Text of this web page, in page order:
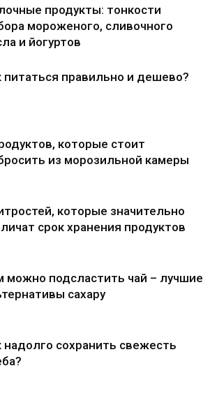
продукты: тонкости
мороженого, сливочного
и йогуртов
питаться правильно и дешево?
которые стоит
из морозильной камеры
которые значительно
срок хранения продуктов
можно подсластить чай – лучшие
сахару
надолго сохранить свежесть